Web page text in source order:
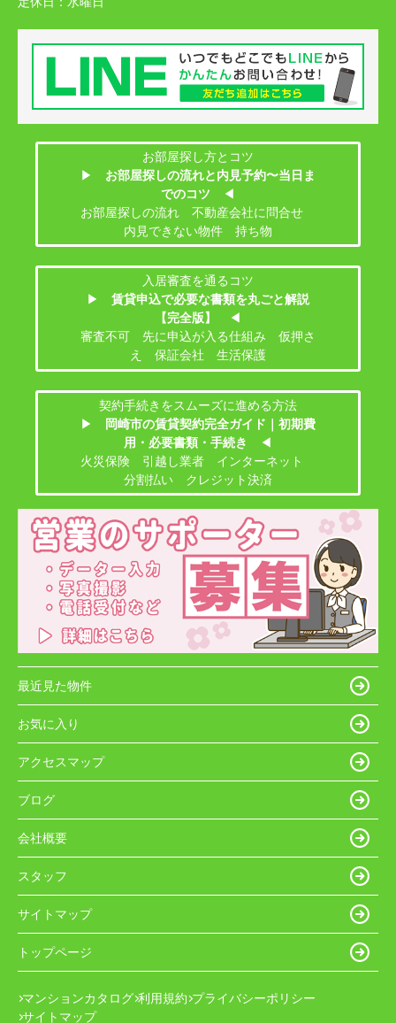
お部屋探し方とコツ
▶
お部屋探しの流れと内見予約〜当日ま
でのコツ
◀
お部屋探しの流れ 不動産会社に問合せ
内見できない物件 持ち物
入居審査を通るコツ
▶
賃貸申込で必要な書類を丸ごと解説
【完全版】
◀
審査不可 先に申込が入る仕組み 仮押さ
え 保証会社 生活保護
契約手続きをスムーズに進める方法
▶
岡崎市の賃貸契約完全ガイド｜初期費
用・必要書類・手続き
◀
火災保険 引越し業者 インターネット
分割払い クレジット決済
最近見た物件
お気に入り
アクセスマップ
ブログ
会社概要
スタッフ
サイトマップ
トップページ
マンションカタログ 利用規約 プライバシーポリシー
サイトマップ